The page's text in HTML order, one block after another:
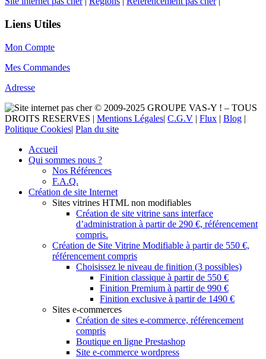
Liens Utiles
Mon Compte
Mes Commandes
Adresse
© 2009-2025 GROUPE VAS-Y ! – TOUS
DROITS RESERVES | Mentions Légales| C.G.V | Flux | Blog |
Politique Cookies| Plan du site
Accueil
Qui sommes nous ?
Nos Références
F.A.Q.
Création de site Internet
Sites vitrines HTML non modifiables
Création de site vitrine sans interface
d’administration à partir de 290 €, référencement
compris.
Création de Site Vitrine Modifiable à partir de 550 €,
référencement compris
Choisissez le niveau de finition (3 possibles)
Finition classique à partir de 550 €
Finition Premium à partir de 990 €
Finition exclusive à partir de 1490 €
Sites e-commerces
Création de sites e-commerce, référencement
compris
Boutique en ligne Prestashop
Site e-commerce wordpress